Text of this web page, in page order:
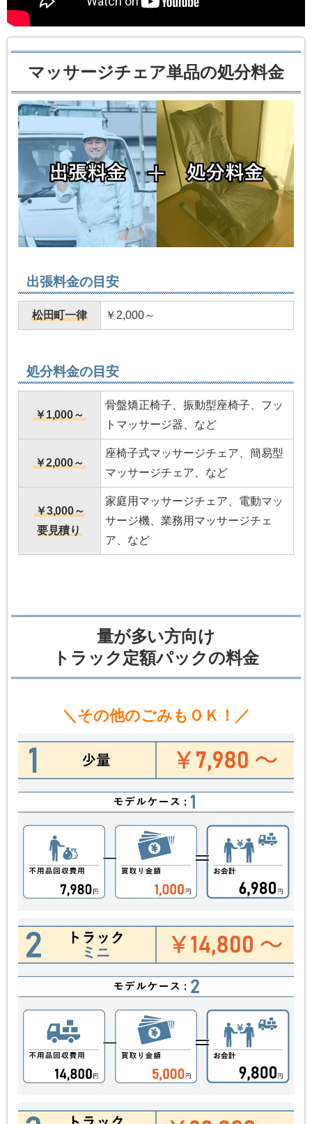
マッサージチェア単品の処分料金
出張料金の目安
松田町一律 ￥2,000～
処分料金の目安
￥1,000～
骨盤矯正椅子、振動型座椅子、フッ
トマッサージ器、など
￥2,000～
座椅子式マッサージチェア、簡易型
マッサージチェア、など
￥3,000～
要見積り
家庭用マッサージチェア、電動マッ
サージ機、業務用マッサージチェ
ア、など
量が多い方向け
トラック定額パックの料金
＼その他のごみもＯＫ！／